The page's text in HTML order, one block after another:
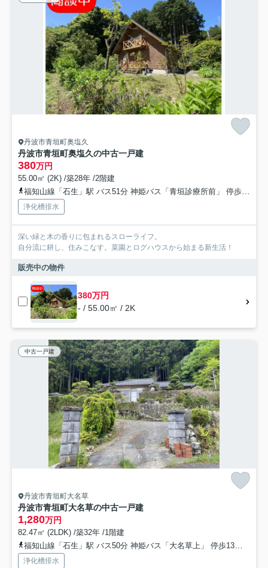
丹波市青垣町奥塩久
丹波市青垣町奥塩久の中古一戸建
380万円
55.00㎡ (2K) /築28年 /2階建
福知山線「石生」駅 バス51分 神姫バス「青垣診療所前」 停歩31分車22分 17.2km
浄化槽排水
深い緑と木の香りに包まれるスローライフ。
自分流に耕し、住みこなす。菜園とログハウスから始まる新生活！
販売中の物件
380万円
- / 55.00㎡ / 2K
中古一戸建
丹波市青垣町大名草
丹波市青垣町大名草の中古一戸建
1,280万円
82.47㎡ (2LDK) /築32年 /1階建
福知山線「石生」駅 バス50分 神姫バス「大名草上」 停歩13分車34分 24.9km
浄化槽排水